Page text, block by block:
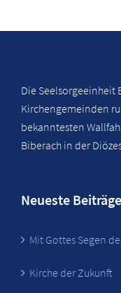
Die Seelsorgeeinheit
Kirchengemeinden
bekanntesten
Biberach in der
Neueste Beiträge
Mit Gottes Segen
Kirche der Zukunft